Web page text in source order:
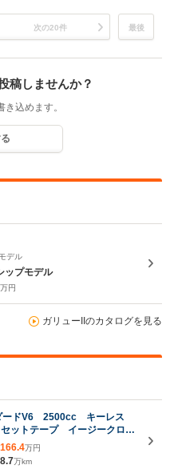
次の20件 最後
稿しませんか？
込めます。
デル
ップモデル
万円
ガリューIIのカタログを見る
ードV6 2500cc キーレス
ットテープ イージークロー
パワーシート Bカメラ付き
生器
166.4万円
8.7万km